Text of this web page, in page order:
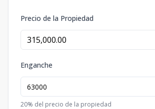
Precio de la Propiedad
Enganche
20% del precio de la propiedad